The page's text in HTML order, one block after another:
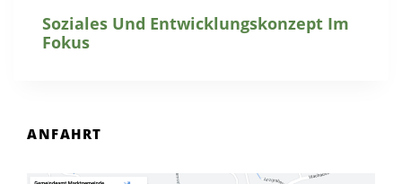
Soziales Und Entwicklungskonzept Im
Fokus
ANFAHRT